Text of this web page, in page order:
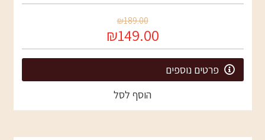
₪189.00
₪149.00
פרטים נוספים
הוסף לסל